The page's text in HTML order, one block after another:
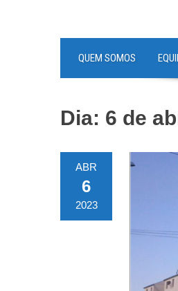
QUEM SOMOS
Dia: 6 de
ABR
6
2023